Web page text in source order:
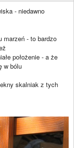
- niedawno
marzeń - to bardzo
położenie - a że
w bólu
skalniak z tych